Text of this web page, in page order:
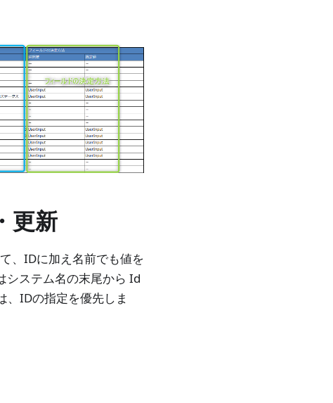
更新
、IDに加え名前でも値を
システム名の末尾から Id
、IDの指定を優先しま